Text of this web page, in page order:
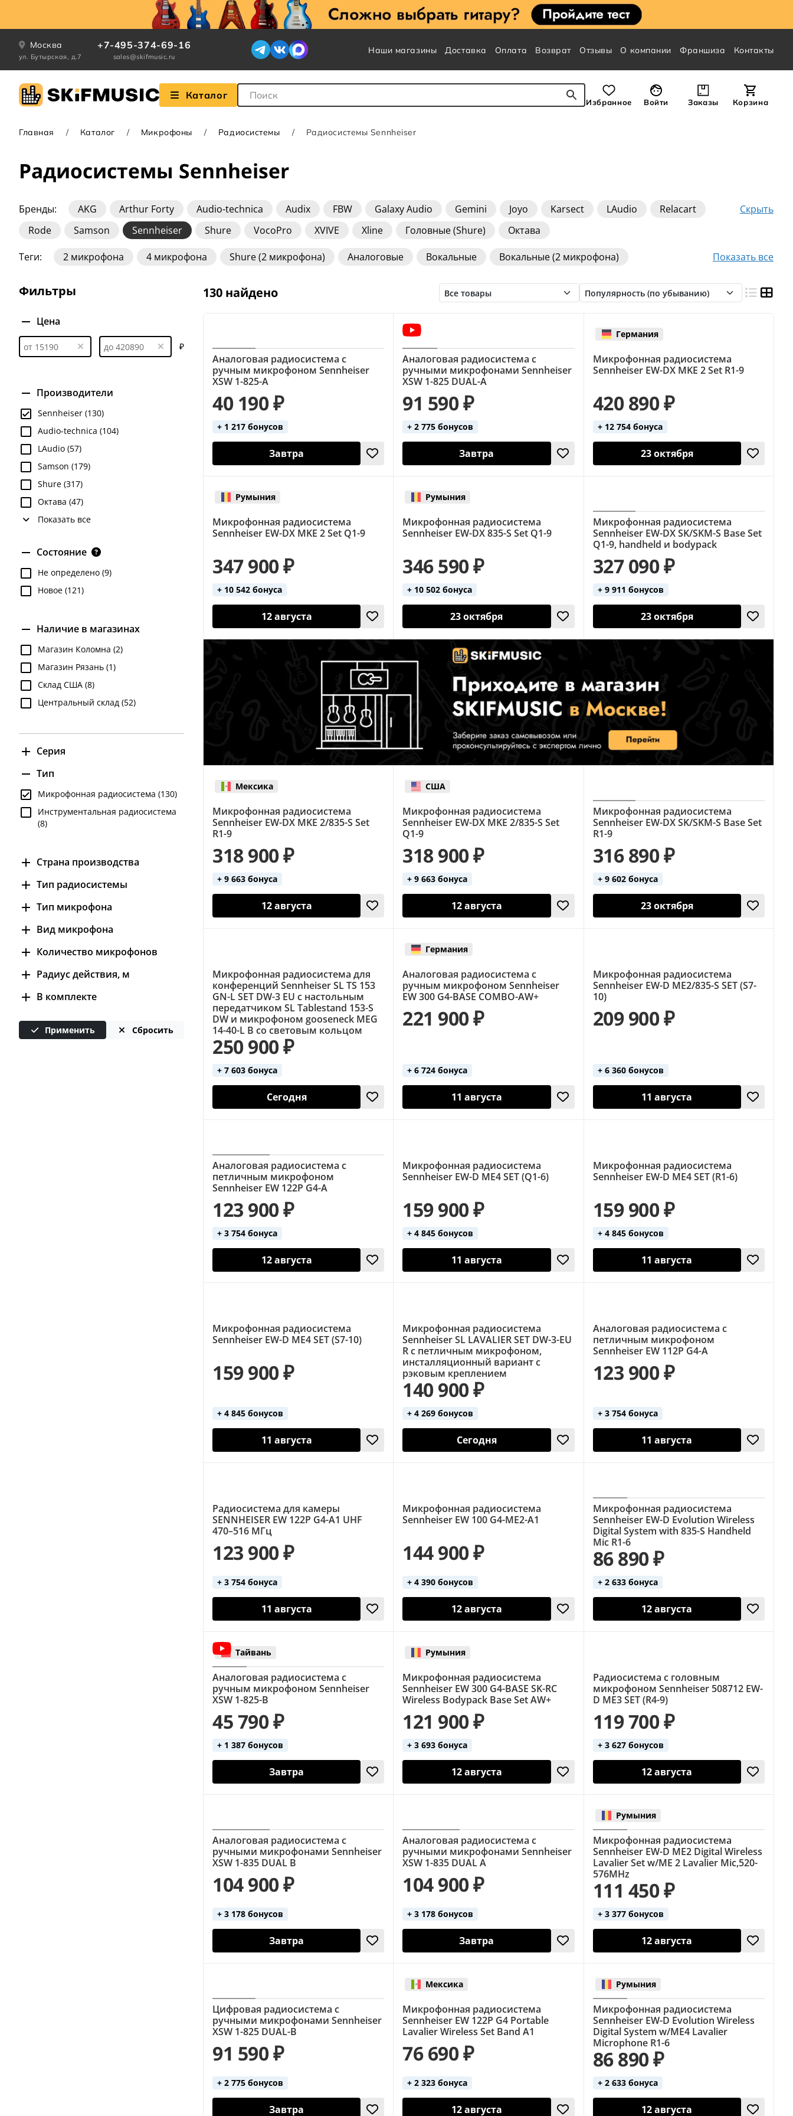
Москва
ул. Бутырская, д.7
+7-495-374-69-16
sales@skifmusic.ru
Наши магазины Доставка Оплата Возврат Отзывы О компании Франшиза Контакты
Каталог Поле для Поиска
Избранное Войти Заказы Корзина
Главная Каталог Микрофоны Радиосистемы Радиосистемы Sennheiser
Радиосистемы Sennheiser
Бренды: Скрыть
AKG Arthur Forty Audio-technica Audix FBW Galaxy Audio Gemini Joyo Karsect LAudio
Relacart
Rode
Samson Sennheiser Shure VocoPro XVIVE Xline Головные (Shure) Октава
Теги: Показать все
2 микрофона 4 микрофона Shure (2 микрофона) Аналоговые Вокальные
Вокальные (2 микрофона)
Вокальные (с динамическим микрофоном)
Вокальные (с ручным микрофоном) Вокальные цифровые Гитарные (AKG)
Гитарные (Line 6)
Гитарные (Shure)
Головные (4 микрофона)
Динамические
Инструментальные
Инструментальные (Shure)
Конденсаторные Настольные Петличные Петличные (2 микрофона)
Петличные (Sennheiser)
Ручной динамический микрофон Ручные (2 микрофона)
Цифровые
Цифровые (с ручным микрофоном)
Фильтры
Цена
₽
Производители
Sennheiser (130)
Audio-technica (104)
LAudio (57)
Samson (179)
Shure (317)
Октава (47)
Показать все
Состояние
Не определено (9)
Новое (121)
Наличие в магазинах
Магазин Коломна (2)
Магазин Рязань (1)
Склад США (8)
Центральный склад (52)
Серия
EW-DP (17)
EW-DX (7)
Evolution Wireless Digital (31)
XS Wireless (29)
Тип
Микрофонная радиосистема (130)
Инструментальная радиосистема
(8)
Страна производства
Германия (6)
Румыния (35)
США (4)
Тайвань (1)
Тип радиосистемы
аналоговая (19)
цифровая (88)
Тип микрофона
вокальный (20)
настольный (2)
петличный (55)
Вид микрофона
динамический (1)
конденсаторный (3)
Количество микрофонов
1 (96)
Радиус действия, м
100 (48)
75 (2)
В комплекте
кабель (2)
Применить Сбросить
130 найдено
Аналоговая радиосистема с
ручным микрофоном Sennheiser
XSW 1-825-A
40 190 ₽
+ 1 217 бонусов
Завтра
Аналоговая радиосистема с
ручными микрофонами Sennheiser
XSW 1-825 DUAL-A
91 590 ₽
+ 2 775 бонусов
Завтра
Микрофонная радиосистема
Sennheiser EW-DX MKE 2 Set R1-9
Германия
420 890 ₽
+ 12 754 бонуса
23 октября
Микрофонная радиосистема
Sennheiser EW-DX MKE 2 Set Q1-9
Румыния
347 900 ₽
+ 10 542 бонуса
12 августа
Микрофонная радиосистема
Sennheiser EW-DX 835-S Set Q1-9
Румыния
346 590 ₽
+ 10 502 бонуса
23 октября
Микрофонная радиосистема
Sennheiser EW-DX SK/SKM-S Base Set
Q1-9, handheld и bodypack
327 090 ₽
+ 9 911 бонусов
23 октября
Микрофонная радиосистема
Sennheiser EW-DX MKE 2/835-S Set
R1-9
Мексика
318 900 ₽
+ 9 663 бонуса
12 августа
Микрофонная радиосистема
Sennheiser EW-DX MKE 2/835-S Set
Q1-9
США
318 900 ₽
+ 9 663 бонуса
12 августа
Микрофонная радиосистема
Sennheiser EW-DX SK/SKM-S Base Set
R1-9
316 890 ₽
+ 9 602 бонуса
23 октября
Микрофонная радиосистема для
конференций Sennheiser SL TS 153
GN-L SET DW-3 EU с настольным
передатчиком SL Tablestand 153-S
DW и микрофоном gooseneck MEG
14-40-L B со световым кольцом
250 900 ₽
+ 7 603 бонуса
Сегодня
Аналоговая радиосистема с
ручным микрофоном Sennheiser
EW 300 G4-BASE COMBO-AW+
Германия
221 900 ₽
+ 6 724 бонуса
11 августа
Микрофонная радиосистема
Sennheiser EW-D ME2/835-S SET (S7-
10)
209 900 ₽
+ 6 360 бонусов
11 августа
Аналоговая радиосистема с
петличным микрофоном
Sennheiser EW 122P G4-A
123 900 ₽
+ 3 754 бонуса
12 августа
Микрофонная радиосистема
Sennheiser EW-D ME4 SET (Q1-6)
159 900 ₽
+ 4 845 бонусов
11 августа
Микрофонная радиосистема
Sennheiser EW-D ME4 SET (R1-6)
159 900 ₽
+ 4 845 бонусов
11 августа
Микрофонная радиосистема
Sennheiser EW-D ME4 SET (S7-10)
159 900 ₽
+ 4 845 бонусов
11 августа
Микрофонная радиосистема
Sennheiser SL LAVALIER SET DW-3-EU
R с петличным микрофоном,
инсталляционный вариант с
рэковым креплением
140 900 ₽
+ 4 269 бонусов
Сегодня
Аналоговая радиосистема с
петличным микрофоном
Sennheiser EW 112P G4-A
123 900 ₽
+ 3 754 бонуса
11 августа
Радиосистема для камеры
SENNHEISER EW 122P G4-A1 UHF
470–516 МГц
123 900 ₽
+ 3 754 бонуса
11 августа
Микрофонная радиосистема
Sennheiser EW 100 G4-ME2-A1
144 900 ₽
+ 4 390 бонусов
12 августа
Микрофонная радиосистема
Sennheiser EW-D Evolution Wireless
Digital System with 835-S Handheld
Mic R1-6
86 890 ₽
+ 2 633 бонуса
12 августа
Аналоговая радиосистема с
ручным микрофоном Sennheiser
XSW 1-825-B
Тайвань
45 790 ₽
+ 1 387 бонусов
Завтра
Микрофонная радиосистема
Sennheiser EW 300 G4-BASE SK-RC
Wireless Bodypack Base Set AW+
Румыния
121 900 ₽
+ 3 693 бонуса
12 августа
Радиосистема с головным
микрофоном Sennheiser 508712 EW-
D ME3 SET (R4-9)
119 700 ₽
+ 3 627 бонусов
12 августа
Аналоговая радиосистема с
ручными микрофонами Sennheiser
XSW 1-835 DUAL B
104 900 ₽
+ 3 178 бонусов
Завтра
Аналоговая радиосистема с
ручными микрофонами Sennheiser
XSW 1-835 DUAL A
104 900 ₽
+ 3 178 бонусов
Завтра
Микрофонная радиосистема
Sennheiser EW-D ME2 Digital Wireless
Lavalier Set w/ME 2 Lavalier Mic,520-
576MHz
Румыния
111 450 ₽
+ 3 377 бонусов
12 августа
Цифровая радиосистема с
ручными микрофонами Sennheiser
XSW 1-825 DUAL-B
91 590 ₽
+ 2 775 бонусов
Завтра
Микрофонная радиосистема
Sennheiser EW 122P G4 Portable
Lavalier Wireless Set Band A1
Мексика
76 690 ₽
+ 2 323 бонуса
12 августа
Микрофонная радиосистема
Sennheiser EW-D Evolution Wireless
Digital System w/ME4 Lavalier
Microphone R1-6
Румыния
86 890 ₽
+ 2 633 бонуса
12 августа